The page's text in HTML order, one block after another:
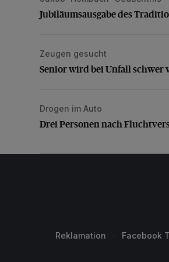
Jubiläumsausgabe des
Senior wird bei Unfall schwer
Zeugen gesucht
Senior wird bei Unfall schwer
Drei Personen nach
Drogen im Auto
Drei Personen nach
Reklamation Facebook